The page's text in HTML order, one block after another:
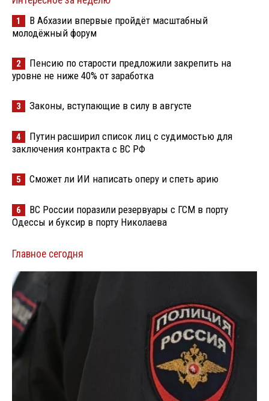
1
В Абхазии впервые пройдёт масштабный
молодёжный форум
2
Пенсию по старости предложили закрепить на
уровне не ниже 40% от заработка
3 Законы, вступающие в силу в августе
4
Путин расширил список лиц с судимостью для
заключения контракта с ВС РФ
5 Сможет ли ИИ написать оперу и спеть арию
6
ВС России поразили резервуары с ГСМ в порту
Одессы и буксир в порту Николаева
Главное сегодня